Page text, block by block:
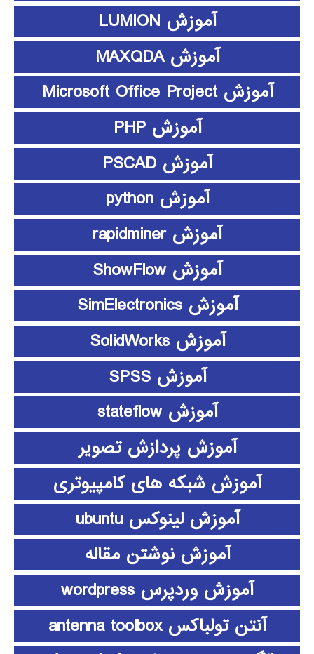
آموزش LUMION
آموزش MAXQDA
آموزش Microsoft Office Project
آموزش PHP
آموزش PSCAD
آموزش python
آموزش rapidminer
آموزش ShowFlow
آموزش SimElectronics
آموزش SolidWorks
آموزش SPSS
آموزش stateflow
آموزش پردازش تصویر
آموزش شبکه های کامپیوتری
آموزش لینوکس ubuntu
آموزش نوشتن مقاله
آموزش وردپرس wordpress
آنتن تولباکس antenna toolbox